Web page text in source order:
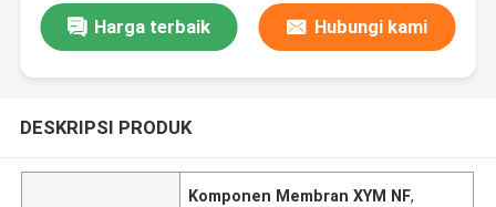
Harga terbaik Hubungi kami
DESKRIPSI PRODUK
Komponen Membran XYM NF,